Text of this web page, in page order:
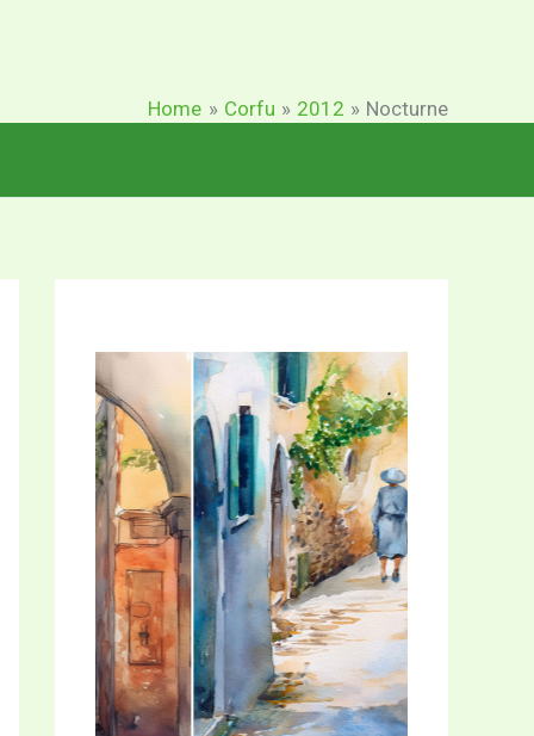
Home Corfu 2012 Nocturne